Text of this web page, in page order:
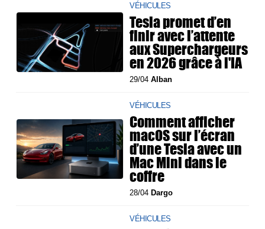
VÉHICULES
Tesla promet d’en
finir avec l’attente
aux Superchargeurs
en 2026 grâce à l'IA
29/04Alban
VÉHICULES
Comment afficher
macOS sur l’écran
d’une Tesla avec un
Mac Mini dans le
coffre
28/04 Dargo
VÉHICULES